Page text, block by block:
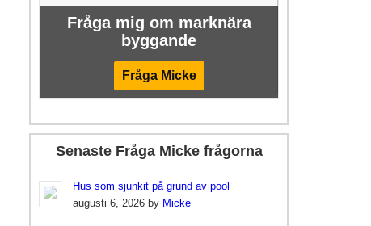
Fråga mig om marknära
byggande
Fråga Micke
Senaste Fråga Micke frågorna
Hus som sjunkit på grund av pool
augusti 6, 2026 by Micke